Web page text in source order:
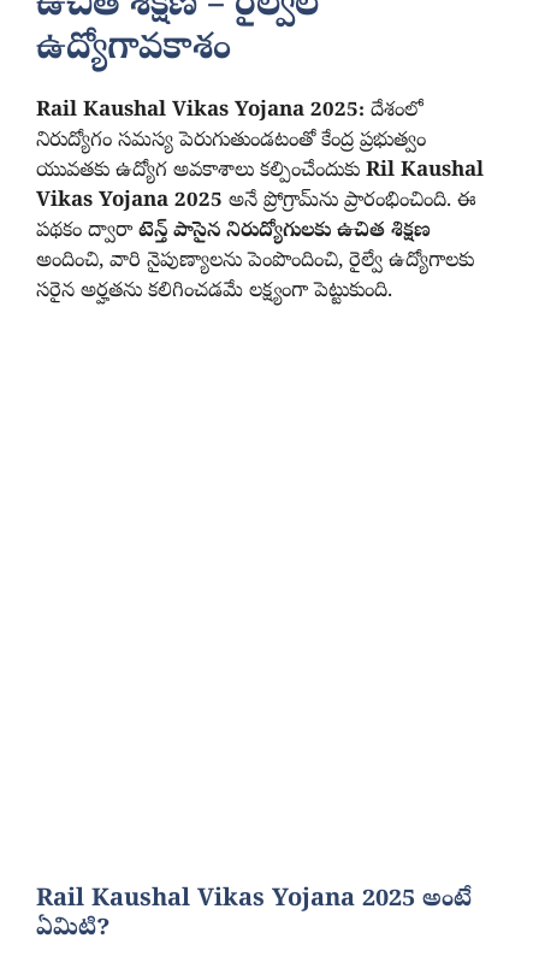
ఉద్యోగావకాశం
Rail Kaushal Vikas Yojana 2025: దేశంలో
నిరుద్యోగం సమస్య పెరుగుతుండటంతో కేంద్ర ప్రభుత్వం
యువతకు ఉద్యోగ అవకాశాలు కల్పించేందుకు Ril Kaushal
Vikas Yojana 2025 అనే ప్రోగ్రామ్‌ను ప్రారంభించింది. ఈ
పథకం ద్వారాటెన్త్ పాసైన నిరుద్యోగులకు ఉచిత శిక్షణ
అందించి, వారి నైపుణ్యాలను పెంపొందించి, రైల్వే ఉద్యోగాలకు
సరైన అర్హతను కలిగించడమే లక్ష్యంగా పెట్టుకుంది.
Rail Kaushal Vikas Yojana 2025 అంటే
ఏమిటి?